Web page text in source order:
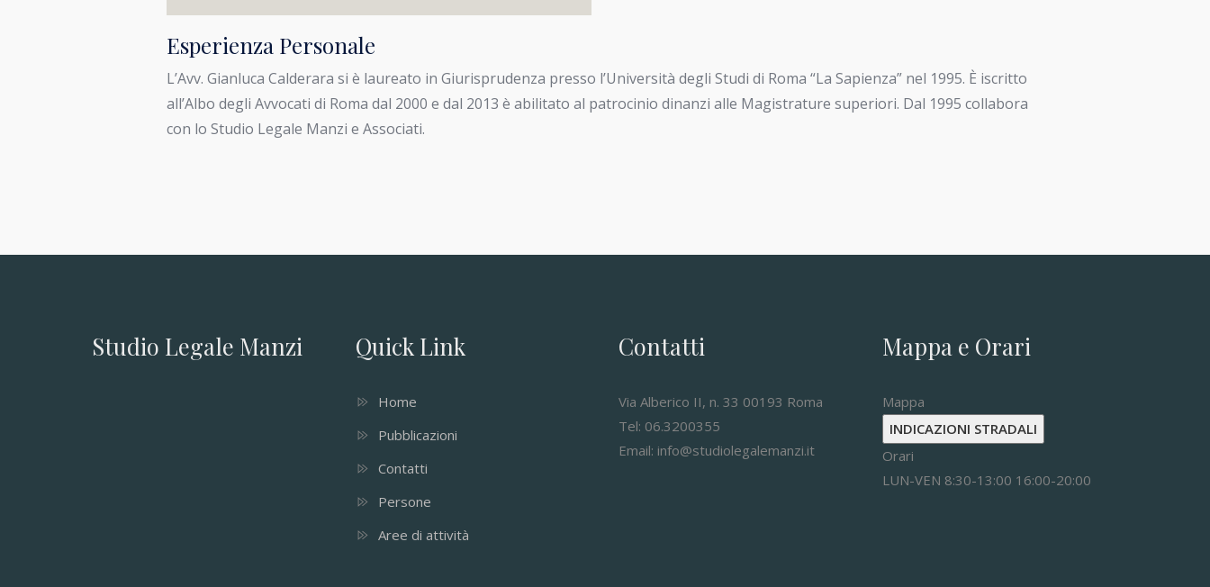
Esperienza Personale
L’Avv. Gianluca Calderara si è laureato in Giurisprudenza presso l’Università degli Studi di Roma “La Sapienza” nel 1995. È iscritto
all’Albo degli Avvocati di Roma dal 2000 e dal 2013 è abilitato al patrocinio dinanzi alle Magistrature superiori. Dal 1995 collabora
con lo Studio Legale Manzi e Associati.
Studio Legale Manzi Quick Link
Home
Pubblicazioni
Contatti
Persone
Aree di attività
Contatti
Via Alberico II, n. 33 00193 Roma
Tel: 06.3200355
Email: info@studiolegalemanzi.it
Mappa e Orari
Mappa
INDICAZIONI STRADALI
Orari
LUN-VEN 8:30-13:00 16:00-20:00